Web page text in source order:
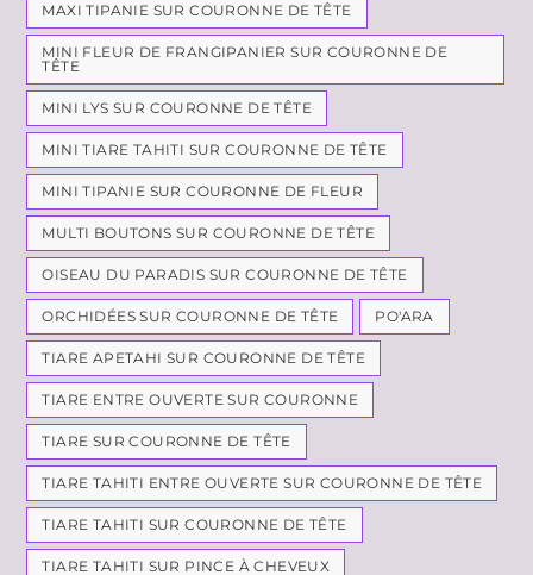
MAXI TIPANIE SUR COURONNE DE TÊTE
MINI FLEUR DE FRANGIPANIER SUR COURONNE DE
TÊTE
MINI LYS SUR COURONNE DE TÊTE
MINI TIARE TAHITI SUR COURONNE DE TÊTE
MINI TIPANIE SUR COURONNE DE FLEUR
MULTI BOUTONS SUR COURONNE DE TÊTE
OISEAU DU PARADIS SUR COURONNE DE TÊTE
ORCHIDÉES SUR COURONNE DE TÊTE PO'ARA
TIARE APETAHI SUR COURONNE DE TÊTE
TIARE ENTRE OUVERTE SUR COURONNE
TIARE SUR COURONNE DE TÊTE
TIARE TAHITI ENTRE OUVERTE SUR COURONNE DE TÊTE
TIARE TAHITI SUR COURONNE DE TÊTE
TIARE TAHITI SUR PINCE À CHEVEUX